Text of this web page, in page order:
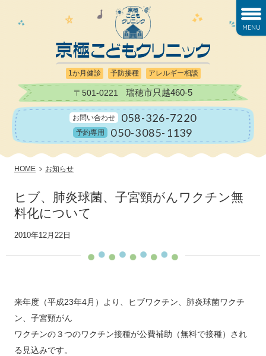
1か月健診 予防接種 アレルギー相談
〒501-0221 瑞穂市只越460-5
お問い合わせ 058-326-7220
予約専用 050-3085-1139
MENU
HOME お知らせ
ヒブ、肺炎球菌、子宮頸がんワクチン無
料化について
2010年12月22日
来年度（平成23年4月）より、ヒブワクチン、肺炎球菌ワクチ
ン、子宮頸がん
ワクチンの３つのワクチン接種が公費補助（無料で接種）され
る見込みです。